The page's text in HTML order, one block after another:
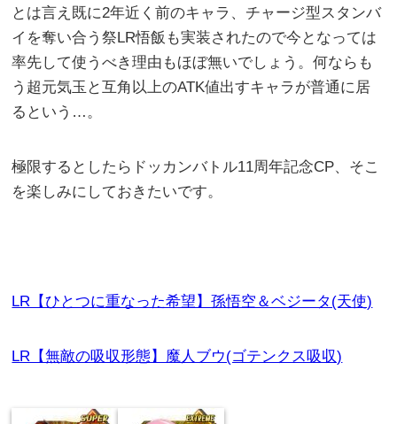
とは言え既に2年近く前のキャラ、チャージ型スタンバ
イを奪い合う祭LR悟飯も実装されたので今となっては
率先して使うべき理由もほぼ無いでしょう。何ならも
う超元気玉と互角以上のATK値出すキャラが普通に居
るという…。
極限するとしたらドッカンバトル11周年記念CP、そこ
を楽しみにしておきたいです。
LR【ひとつに重なった希望】孫悟空＆ベジータ(天使)
LR【無敵の吸収形態】魔人ブウ(ゴテンクス吸収)